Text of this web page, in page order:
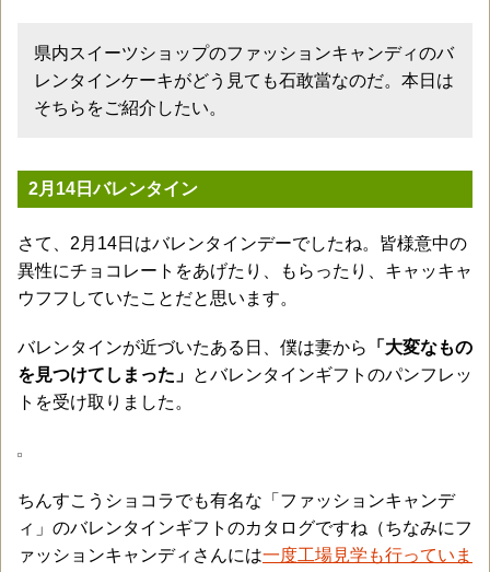
県内スイーツショップのファッションキャンディのバ
レンタインケーキがどう見ても石敢當なのだ。本日は
そちらをご紹介したい。
2月14日バレンタイン
さて、2月14日はバレンタインデーでしたね。皆様意中の
異性にチョコレートをあげたり、もらったり、キャッキャ
ウフフしていたことだと思います。
バレンタインが近づいたある日、僕は妻から
「大変なもの
を見つけてしまった」 とバレンタインギフトのパンフレッ
トを受け取りました。
ちんすこうショコラでも有名な「ファッションキャンデ
ィ」のバレンタインギフトのカタログですね（ちなみにフ
ァッションキャンディさんには一度工場見学も行っていま